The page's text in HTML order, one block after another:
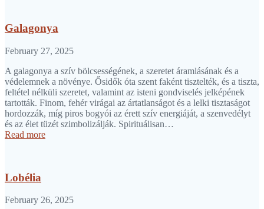
Galagonya
February 27, 2025
A galagonya a szív bölcsességének, a szeretet áramlásának és a
védelemnek a növénye. Ősidők óta szent faként tisztelték, és a tiszta,
feltétel nélküli szeretet, valamint az isteni gondviselés jelképének
tartották. Finom, fehér virágai az ártatlanságot és a lelki tisztaságot
hordozzák, míg piros bogyói az érett szív energiáját, a szenvedélyt
és az élet tüzét szimbolizálják. Spirituálisan…
Read more
Lobélia
February 26, 2025